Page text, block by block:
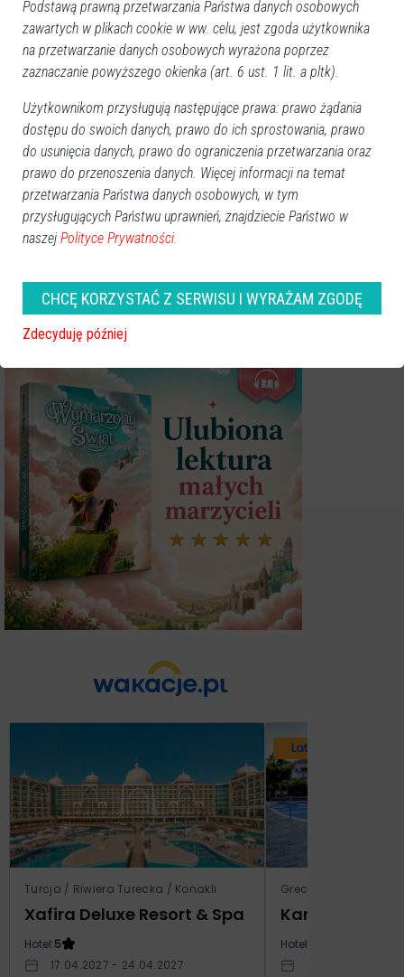
Zobacz również
Turcja / Riwiera Turecka / Konakli
Xafira Deluxe Resort & Spa
Hotel:5
17.04.2027 - 24.04.2027
Lato 2026
Grecja / Samos /
Kampos
Hotel:
Podstawą prawną przetwarzania Państwa danych osobowych
zawartych w plikach cookie w ww. celu, jest zgoda użytkownika
na przetwarzanie danych osobowych wyrażona poprzez
zaznaczanie powyższego okienka (art. 6 ust. 1 lit. a pltk).
Użytkownikom przysługują następujące prawa: prawo żądania
dostępu do swoich danych, prawo do ich sprostowania, prawo
do usunięcia danych, prawo do ograniczenia przetwarzania oraz
prawo do przenoszenia danych. Więcej informacji na temat
przetwarzania Państwa danych osobowych, w tym
przysługujących Państwu uprawnień, znajdziecie Państwo w
naszej Polityce Prywatności.
CHCĘ KORZYSTAĆ Z SERWISU I WYRAŻAM ZGODĘ
Zdecyduję później